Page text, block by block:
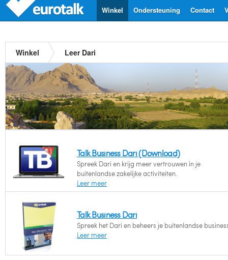
Contact
Ondersteuning
Winkel
Winkel Leer Dari
Talk Business Dari (Download)
Spreek Dari en krijg meer vertrouwen in je
buitenlandse zakelijke activiteiten.
Leer meer
Talk Business Dari
Spreek het Dari en beheers je buitenlandse
Leer meer